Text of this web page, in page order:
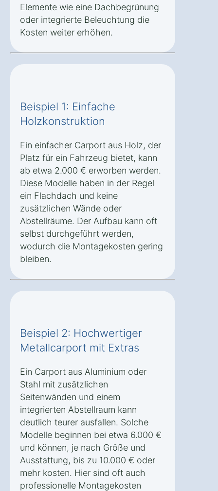
Elemente wie eine Dachbegrünung
oder integrierte Beleuchtung die
Kosten weiter erhöhen.
Beispiel 1: Einfache
Holzkonstruktion
Ein einfacher Carport aus Holz, der
Platz für ein Fahrzeug bietet, kann
ab etwa 2.000 € erworben werden.
Diese Modelle haben in der Regel
ein Flachdach und keine
zusätzlichen Wände oder
Abstellräume. Der Aufbau kann oft
selbst durchgeführt werden,
wodurch die Montagekosten gering
bleiben.
Beispiel 2: Hochwertiger
Metallcarport mit Extras
Ein Carport aus Aluminium oder
Stahl mit zusätzlichen
Seitenwänden und einem
integrierten Abstellraum kann
deutlich teurer ausfallen. Solche
Modelle beginnen bei etwa 6.000 €
und können, je nach Größe und
Ausstattung, bis zu 10.000 € oder
mehr kosten. Hier sind oft auch
professionelle Montagekosten